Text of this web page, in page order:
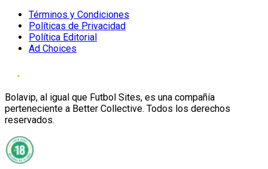
Términos y Condiciones
Políticas de Privacidad
Política Editorial
Ad Choices
Bolavip, al igual que Futbol Sites, es una compañía
perteneciente a Better Collective. Todos los derechos
reservados.